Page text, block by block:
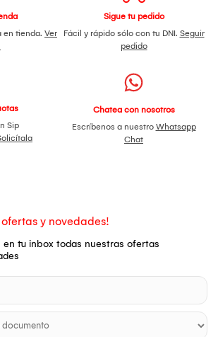
en tienda. Ver
Sigue tu pedido
Fácil y rápido sólo con tu DNI. Seguir
pedido
Sip
Chatea con nosotros
Escríbenos a nuestro Whatsapp
Chat
y novedades!
tu inbox todas nuestras ofertas